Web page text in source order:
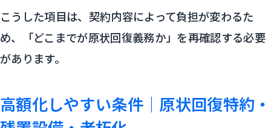
こうした項目は、契約内容によって負担が変わるた
め、「どこまでが原状回復義務か」を再確認する必要
があります。
高額化しやすい条件｜原状回復特約・